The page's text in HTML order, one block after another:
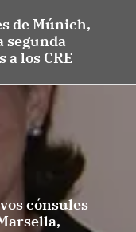
de Múnich,
segunda
a los CRE
cónsules